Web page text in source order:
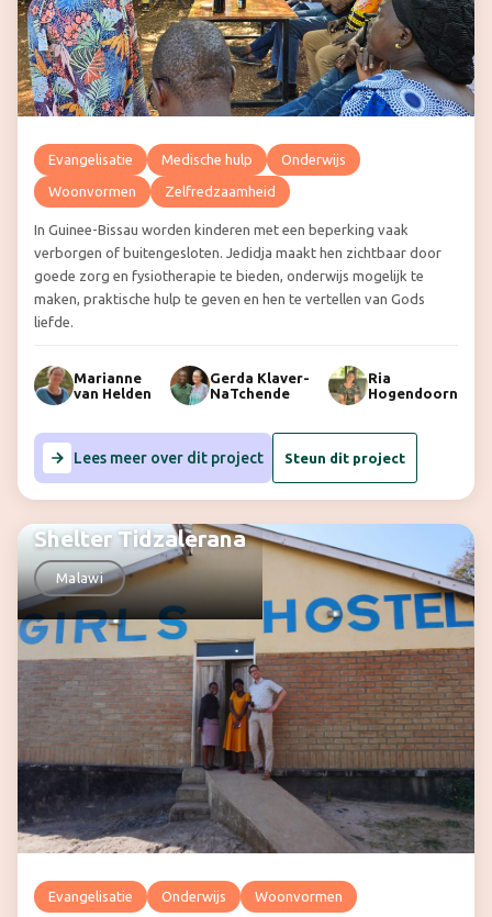
Evangelisatie Medische hulp Onderwijs
Woonvormen Zelfredzaamheid
In Guinee-Bissau worden kinderen met een beperking vaak
verborgen of buitengesloten. Jedidja maakt hen zichtbaar door
goede zorg en fysiotherapie te bieden, onderwijs mogelijk te
maken, praktische hulp te geven en hen te vertellen van Gods
liefde.
Marianne
van Helden
Gerda Klaver-
NaTchende
Ria
Hogendoorn
Lees meer over dit project Steun dit project
Shelter Tidzalerana
Malawi
Evangelisatie Onderwijs Woonvormen